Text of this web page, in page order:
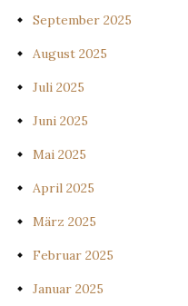
September 2025
August 2025
Juli 2025
Juni 2025
Mai 2025
April 2025
März 2025
Februar 2025
Januar 2025